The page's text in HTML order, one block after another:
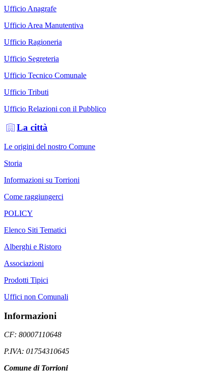
Ufficio Anagrafe
Ufficio Area Manutentiva
Ufficio Ragioneria
Ufficio Segreteria
Ufficio Tecnico Comunale
Ufficio Tributi
Ufficio Relazioni con il Pubblico
La città
Le origini del nostro Comune
Storia
Informazioni su Torrioni
Come raggiungerci
POLICY
Elenco Siti Tematici
Alberghi e Ristoro
Associazioni
Prodotti Tipici
Uffici non Comunali
Informazioni
CF: 80007110648
P.IVA: 01754310645
Comune di Torrioni